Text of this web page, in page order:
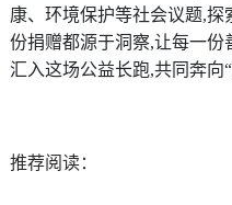
康、环境保护等社会议题,探
份捐赠都源于洞察,让每一
汇入这场公益长跑,共同奔向“
推荐阅读：